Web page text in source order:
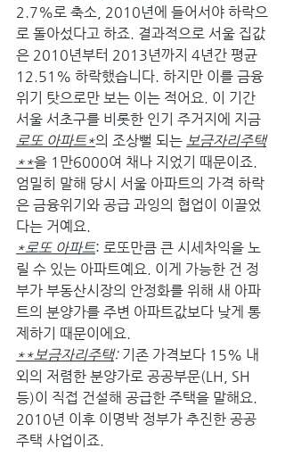
2.7%로 축소, 2010년에 들어서야 하락으
로 돌아섰다고 하죠. 결과적으로 서울 집값
은 2010년부터 2013년까지 4년간 평균
12.51% 하락했습니다. 하지만 이를 금융
위기 탓으로만 보는 이는 적어요. 이 기간
서울 서초구를 비롯한 인기 주거지에 지금
로또 아파트*의 조상뻘 되는 보금자리주택
**을 1만6000여 채나 지었기 때문이죠.
엄밀히 말해 당시 서울 아파트의 가격 하락
은 금융위기와 공급 과잉의 협업이 이끌었
다는 거예요.
*로또 아파트: 로또만큼 큰 시세차익을 노
릴 수 있는 아파트예요. 이게 가능한 건 정
부가 부동산시장의 안정화를 위해 새 아파
트의 분양가를 주변 아파트값보다 낮게 통
제하기 때문이에요.
**보금자리주택: 기존 가격보다 15% 내
외의 저렴한 분양가로 공공부문(LH, SH
등)이 직접 건설해 공급한 주택을 말해요.
2010년 이후 이명박 정부가 추진한 공공
주택 사업이죠.